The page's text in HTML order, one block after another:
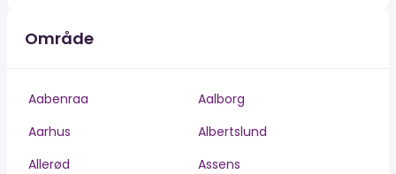
Område
Aabenraa
Aalborg
Aarhus
Albertslund
Allerød
Assens